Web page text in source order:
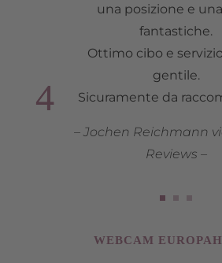
una posizione e
fantastiche.
Ottimo cibo e
gentile.
Sicuramente da
– Jochen Reichmann
Reviews –
WEBCAM